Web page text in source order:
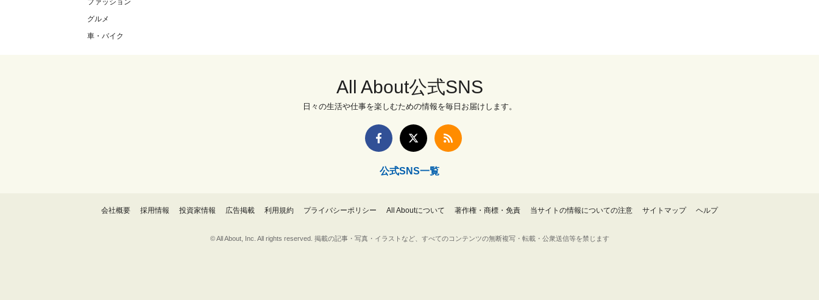
ファッション
グルメ
車・バイク
All About公式SNS
日々の生活や仕事を楽しむための情報を毎日お届けします。
公式SNS一覧
会社概要 採用情報 投資家情報 広告掲載 利用規約 プライバシーポリシー All Aboutについて 著作権・商標・免責 当サイトの情報についての注意 サイトマップ ヘルプ
© All About, Inc. All rights reserved. 掲載の記事・写真・イラストなど、すべてのコンテンツの無断複写・転載・公衆送信等を禁じます